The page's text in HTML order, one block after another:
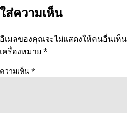
ใส่ความเห็น
อีเมลของคุณจะไม่แสดงให้คนอื่นเห็น
เครื่องหมาย *
ความเห็น *